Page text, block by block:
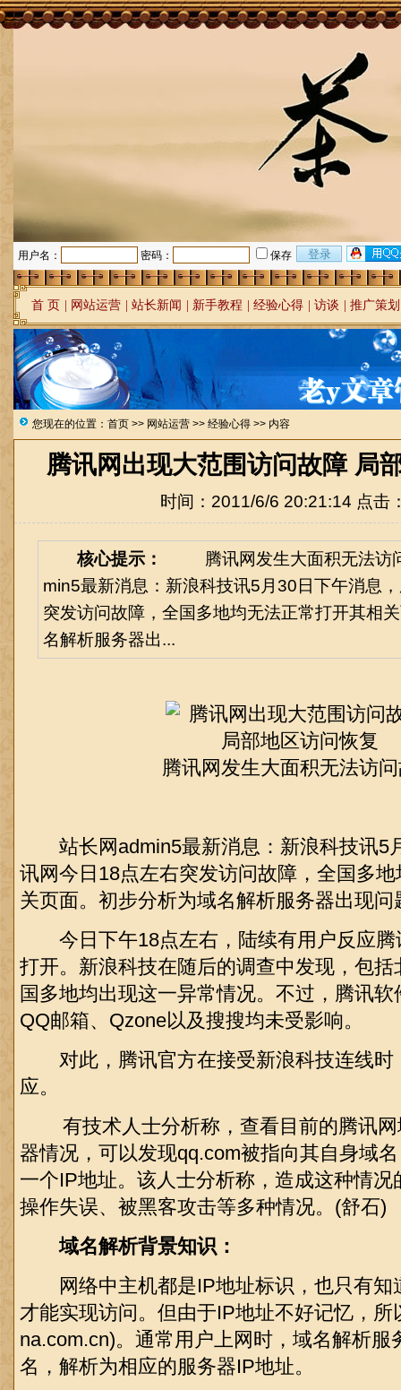
用户名： 密码： 保存
首 页 网站运营 站长新闻 新手教程 经验心得 访谈 推广策划
您现在的位置： 首页 >> 网站运营 >> 经验心得 >> 内容
腾讯网出现大范围访问故障 局
时间：2011/6/6 20:21:14 点击
核心提示：
腾讯网发生大面积无法
min5最新消息：新浪科技讯5月30日下午消息
突发访问故障，全国多地均无法正常打开其相
名解析服务器出...
腾讯网发生大面积无法访
站长网admin5最新消息：新浪科技讯5
讯网今日18点左右突发访问故障，全国多
关页面。初步分析为域名解析服务器出现问
今日下午18点左右，陆续有用户反应腾
打开。新浪科技在随后的调查中发现，包
国多地均出现这一异常情况。不过，腾讯
QQ邮箱、Qzone以及搜搜均未受影响。
对此，腾讯官方在接受新浪科技连线时
应。
有技术人士分析称，查看目前的腾讯网
器情况，可以发现qq.com被指向其自身域
一个IP地址。该人士分析称，造成这种情
操作失误、被黑客攻击等多种情况。(舒石)
域名解析背景知识：
网络中主机都是IP地址标识，也只有知
才能实现访问。但由于IP地址不好记忆，所
na.com.cn)。通常用户上网时，域名解析服
名，解析为相应的服务器IP地址。